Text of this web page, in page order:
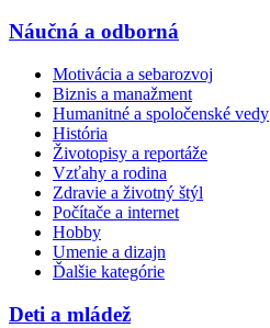
Náučná a odborná
Motivácia a sebarozvoj
Biznis a manažment
Humanitné a spoločenské vedy
História
Životopisy a reportáže
Vzťahy a rodina
Zdravie a životný štýl
Počítače a internet
Hobby
Umenie a dizajn
Ďalšie kategórie
Deti a mládež